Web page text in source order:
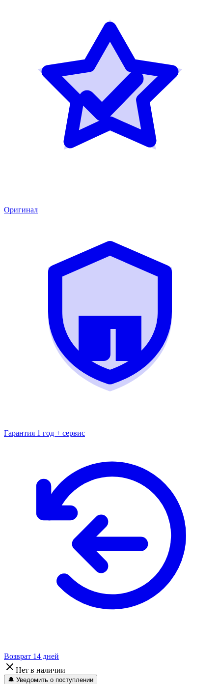
Оригинал
Гарантия 1 год + сервис
Возврат 14 дней
Нет в наличии
🔔 Уведомить о поступлении